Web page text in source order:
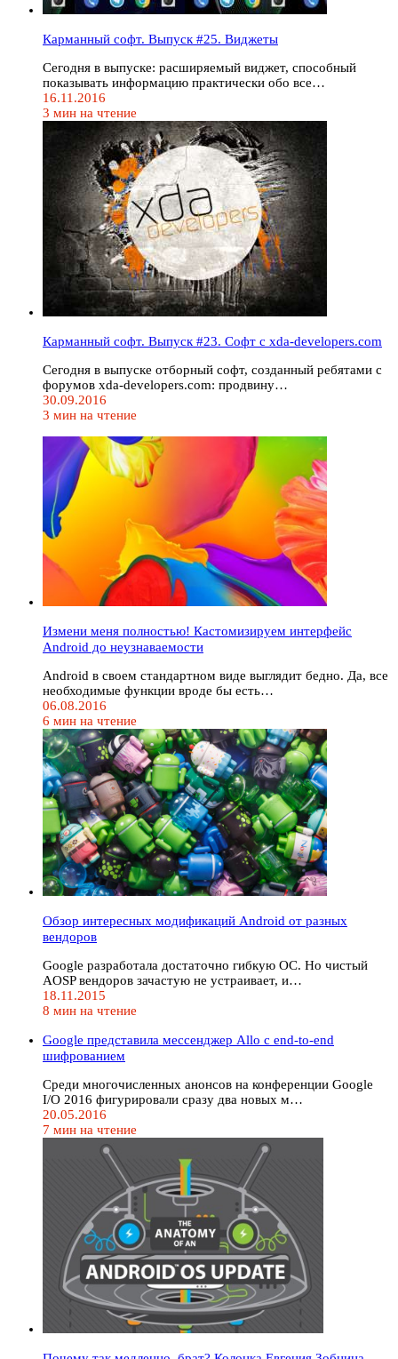
Карманный софт. Выпуск #25. Виджеты
Сегодня в выпуске: расширяемый виджет, способный
показывать информацию практически обо все…
16.11.2016
3 мин на чтение
Карманный софт. Выпуск #23. Софт с xda-developers.com
Сегодня в выпуске отборный софт, созданный ребятами с
форумов xda-developers.com: продвину…
30.09.2016
3 мин на чтение
Измени меня полностью! Кастомизируем интерфейс
Android до неузнаваемости
Android в своем стандартном виде выглядит бедно. Да, все
необходимые функции вроде бы есть…
06.08.2016
6 мин на чтение
Обзор интересных модификаций Android от разных
вендоров
Google разработала достаточно гибкую ОС. Но чистый
AOSP вендоров зачастую не устраивает, и…
18.11.2015
8 мин на чтение
Google представила мессенджер Allo с end-to-end
шифрованием
Среди многочисленных анонсов на конференции Google
I/O 2016 фигурировали сразу два новых м…
20.05.2016
7 мин на чтение